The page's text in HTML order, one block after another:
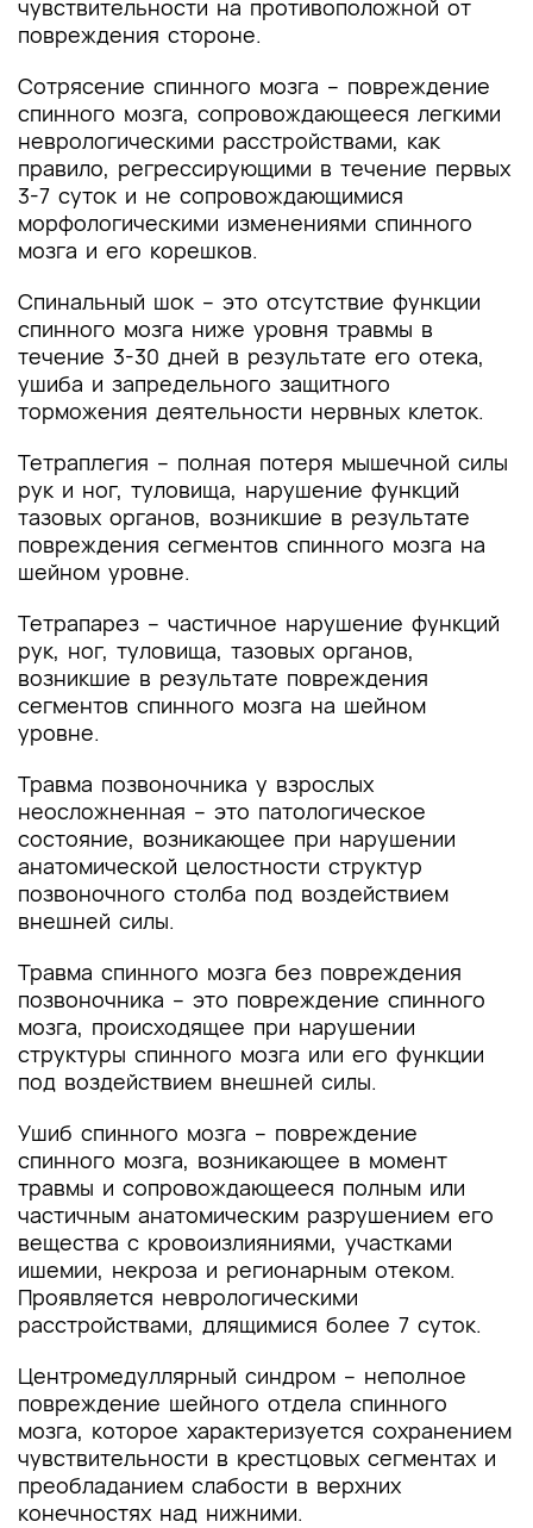
чувствительности на противоположной от
повреждения стороне.
Сотрясение спинного мозга – повреждение
спинного мозга, сопровождающееся легкими
неврологическими расстройствами, как
правило, регрессирующими в течение первых
3-7 суток и не сопровождающимися
морфологическими изменениями спинного
мозга и его корешков.
Спинальный шок – это отсутствие функции
спинного мозга ниже уровня травмы в
течение 3-30 дней в результате его отека,
ушиба и запредельного защитного
торможения деятельности нервных клеток.
Тетраплегия – полная потеря мышечной силы
рук и ног, туловища, нарушение функций
тазовых органов, возникшие в результате
повреждения сегментов спинного мозга на
шейном уровне.
Тетрапарез – частичное нарушение функций
рук, ног, туловища, тазовых органов,
возникшие в результате повреждения
сегментов спинного мозга на шейном
уровне.
Травма позвоночника у взрослых
неосложненная – это патологическое
состояние, возникающее при нарушении
анатомической целостности структур
позвоночного столба под воздействием
внешней силы.
Травма спинного мозга без повреждения
позвоночника – это повреждение спинного
мозга, происходящее при нарушении
структуры спинного мозга или его функции
под воздействием внешней силы.
Ушиб спинного мозга – повреждение
спинного мозга, возникающее в момент
травмы и сопровождающееся полным или
частичным анатомическим разрушением его
вещества с кровоизлияниями, участками
ишемии, некроза и регионарным отеком.
Проявляется неврологическими
расстройствами, длящимися более 7 суток.
Центромедуллярный синдром – неполное
повреждение шейного отдела спинного
мозга, которое характеризуется сохранением
чувствительности в крестцовых сегментах и
преобладанием слабости в верхних
конечностях над нижними.